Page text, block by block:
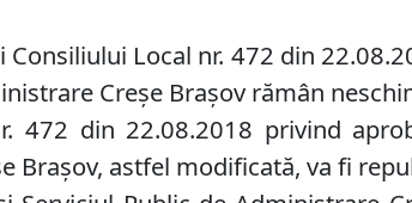
Local nr. 472 din
Creşe Braşov rămân
472 din 22.08.2018 privind
Braşov, astfel modificată, va fi